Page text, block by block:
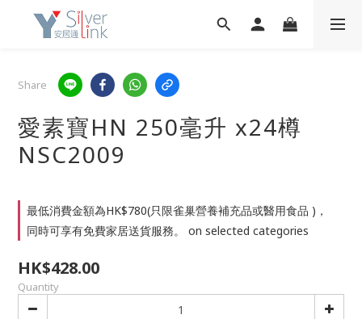
Share
愛素寶HN 250毫升 x24樽
NSC2009
最低消費金額為HK$780(只限雀巢營養補充品或醫用食品 )，
同時可享有免費家居送貨服務。 on selected categories
HK$428.00
Quantity